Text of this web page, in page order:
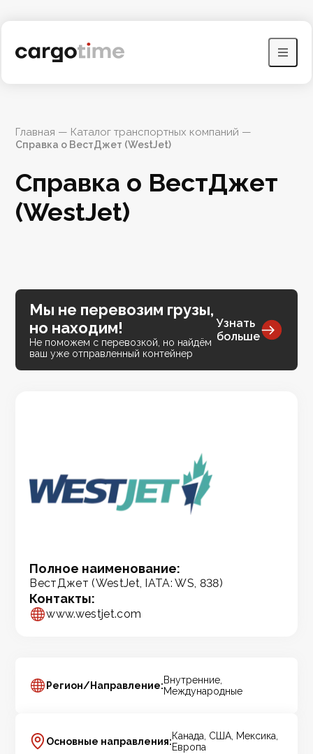
Главная — Каталог транспортных компаний —
Справка о ВестДжет (WestJet)
Справка о ВестДжет
(WestJet)
Полное наименование:
ВестДжет (WestJet, IATA: WS, 838)
Контакты:
www.westjet.com
Мы не перевозим грузы,
но находим!
Не поможем с перевозкой, но найдём
ваш уже отправленный контейнер
Узнать
больше
Регион/Направление:Внутренние,
Международные
Основные направления:Канада, США, Мексика,
Европа